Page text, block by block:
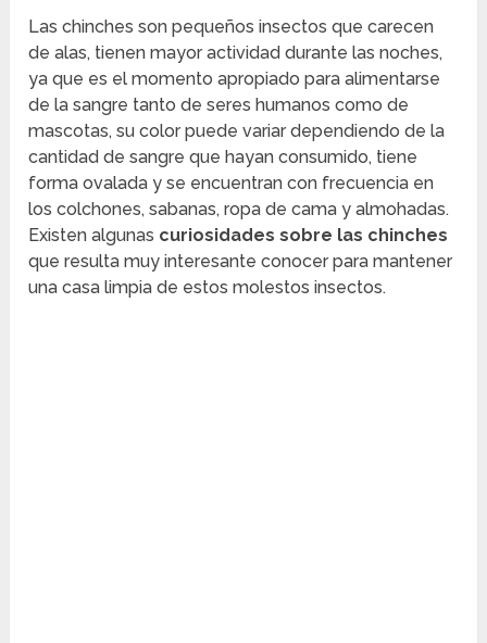
Las chinches son pequeños insectos que carecen
de alas, tienen mayor actividad durante las noches,
ya que es el momento apropiado para alimentarse
de la sangre tanto de seres humanos como de
mascotas, su color puede variar dependiendo de la
cantidad de sangre que hayan consumido, tiene
forma ovalada y se encuentran con frecuencia en
los colchones, sabanas, ropa de cama y almohadas.
Existen algunas curiosidades sobre las chinches
que resulta muy interesante conocer para mantener
una casa limpia de estos molestos insectos.